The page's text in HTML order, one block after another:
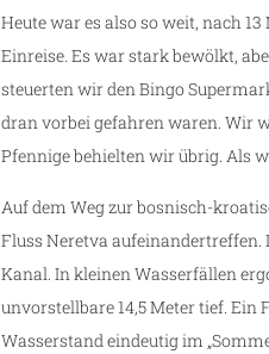
Heute war es also so weit, nach
Einreise. Es war stark bewölkt,
steuerten wir den Bingo
dran vorbei gefahren waren. Wir
Pfennige behielten wir übrig. Als
Auf dem Weg zur bosnisch-
Fluss Neretva aufeinandertreffen.
Kanal. In kleinen Wasserfällen
unvorstellbare 14,5 Meter tief.
Wasserstand eindeutig im